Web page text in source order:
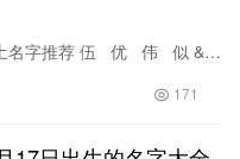
土名字推荐 伍 优 伟 似 &…
171